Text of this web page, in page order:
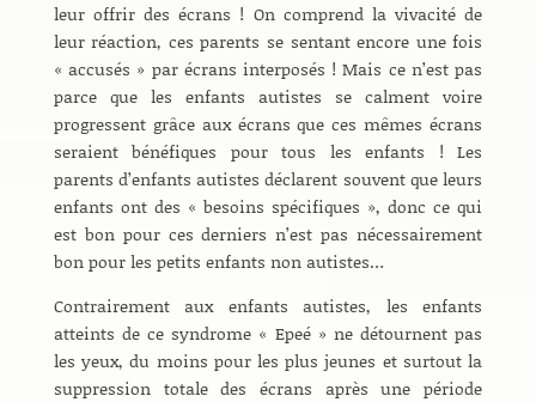
leur offrir des écrans ! On comprend la vivacité de
leur réaction, ces parents se sentant encore une fois
« accusés » par écrans interposés ! Mais ce n’est pas
parce que les enfants autistes se calment voire
progressent grâce aux écrans que ces mêmes écrans
seraient bénéfiques pour tous les enfants ! Les
parents d’enfants autistes déclarent souvent que leurs
enfants ont des « besoins spécifiques », donc ce qui
est bon pour ces derniers n’est pas nécessairement
bon pour les petits enfants non autistes…
Contrairement aux enfants autistes, les enfants
atteints de ce syndrome « Epeé » ne détournent pas
les yeux, du moins pour les plus jeunes et surtout la
suppression totale des écrans après une période